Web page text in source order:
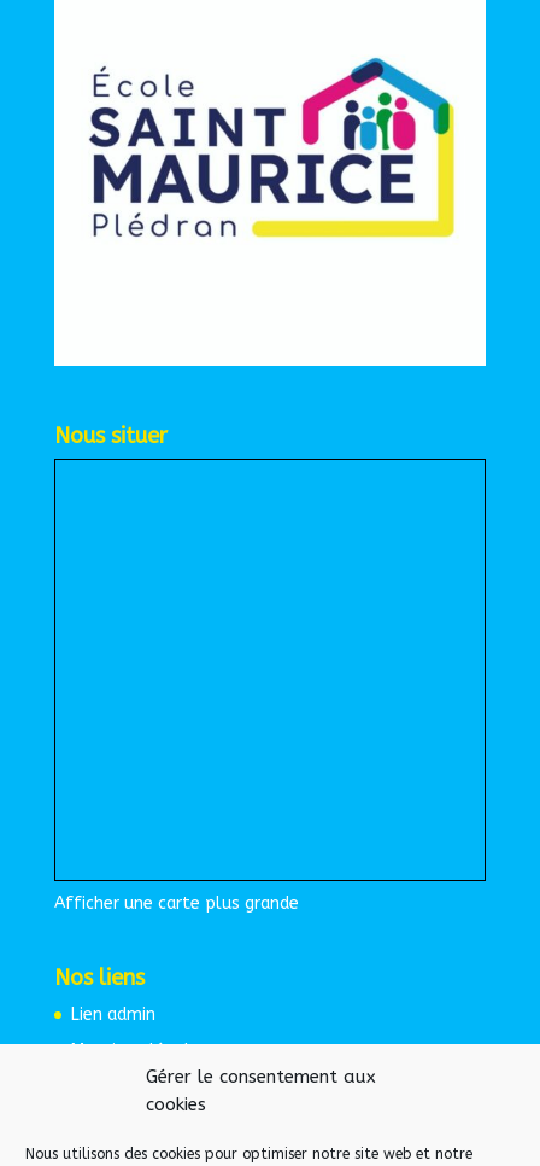
Gérer le consentement aux
cookies
Nous utilisons des cookies pour optimiser notre site web et notre
Nous situer
Afficher une carte plus grande
Nos liens
Lien admin
Mentions légales
Espace protégé